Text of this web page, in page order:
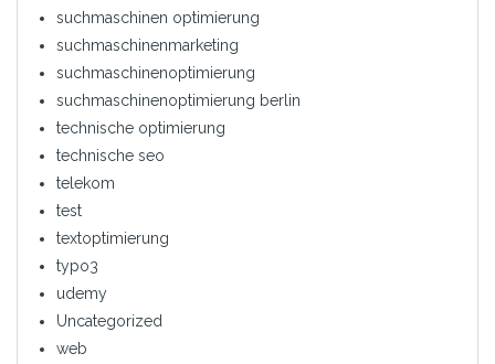
suchmaschinen optimierung
suchmaschinenmarketing
suchmaschinenoptimierung
suchmaschinenoptimierung berlin
technische optimierung
technische seo
telekom
test
textoptimierung
typo3
udemy
Uncategorized
web